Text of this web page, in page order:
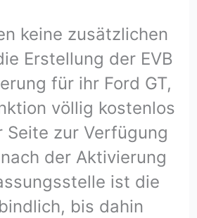
keine zusätzlichen
Erstellung der EVB
für ihr Ford GT,
völlig kostenlos
Seite zur Verfügung
der Aktivierung
ist die
bis dahin